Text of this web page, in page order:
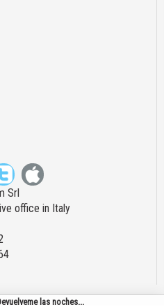
Srl
office in Italy
las noches...